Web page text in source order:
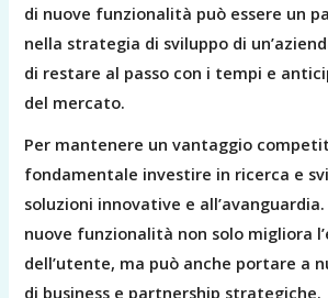
di nuove funzionalità può essere un
nella strategia di sviluppo di
di restare al passo con i tempi e
del mercato.
Per mantenere un vantaggio
fondamentale investire in ricerca e
soluzioni innovative e
nuove funzionalità non solo migliora
dell’utente, ma può anche portare a
di business e partnership strategiche.